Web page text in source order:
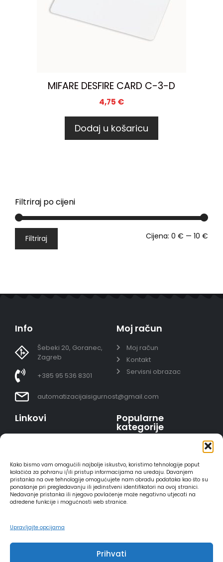
Kako bismo vam omogućili najbolje iskustvo, koristimo tehnologije poput
kolačića za pohranu i/ili pristup informacijama na uređaju. Davanjem
pristanka na ove tehnologije omogućujete nam obradu podataka kao što su
ponašanje pri pregledavanju ili jedinstveni identifikatori na ovoj stranici.
Nedavanje pristanka ili njegovo povlačenje može negativno utjecati na
određene funkcije i mogućnosti web stranice.
Upravljajte opcijama
Prihvati
MIFARE DESFIRE CARD C-3-D
4,75 €
Dodaj u košaricu
Filtriraj po cijeni
Filtriraj Cijena: 0 € — 10 €
Info
Šebeki 20, Goranec,
Zagreb
+385 95 536 8301
automatizacijaisigurnost@gmail.com
Moj račun
Moj račun
Kontakt
Servisni obrazac
Linkovi
Sigurno plaćanje
karticama
Dostava
Načini plaćanja
Raskid ugovora
Popularne
kategorije
Video nadzor - kompleti
AJAX alarmi
HIKVISION portafoni
REOLINK kamere
DVC portafoni
2025 - Automatizacija i sigurnost